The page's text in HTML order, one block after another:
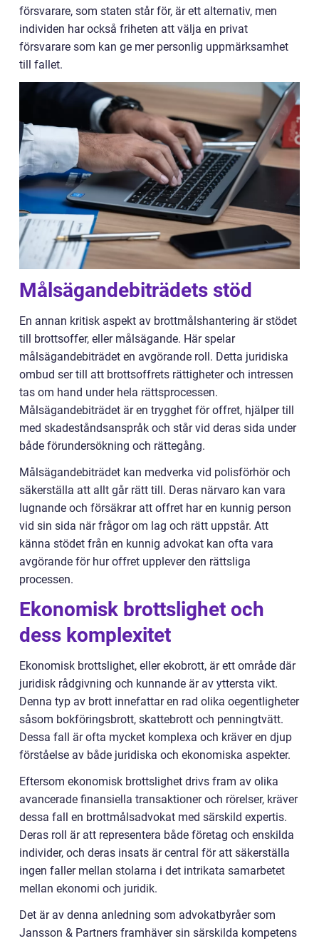
försvarare, som staten står för, är ett alternativ, men
individen har också friheten att välja en privat
försvarare som kan ge mer personlig uppmärksamhet
till fallet.
Målsägandebiträdets stöd
En annan kritisk aspekt av brottmålshantering är stödet
till brottsoffer, eller målsägande. Här spelar
målsägandebiträdet en avgörande roll. Detta juridiska
ombud ser till att brottsoffrets rättigheter och intressen
tas om hand under hela rättsprocessen.
Målsägandebiträdet är en trygghet för offret, hjälper till
med skadeståndsanspråk och står vid deras sida under
både förundersökning och rättegång.
Målsägandebiträdet kan medverka vid polisförhör och
säkerställa att allt går rätt till. Deras närvaro kan vara
lugnande och försäkrar att offret har en kunnig person
vid sin sida när frågor om lag och rätt uppstår. Att
känna stödet från en kunnig advokat kan ofta vara
avgörande för hur offret upplever den rättsliga
processen.
Ekonomisk brottslighet och
dess komplexitet
Ekonomisk brottslighet, eller ekobrott, är ett område där
juridisk rådgivning och kunnande är av yttersta vikt.
Denna typ av brott innefattar en rad olika oegentligheter
såsom bokföringsbrott, skattebrott och penningtvätt.
Dessa fall är ofta mycket komplexa och kräver en djup
förståelse av både juridiska och ekonomiska aspekter.
Eftersom ekonomisk brottslighet drivs fram av olika
avancerade finansiella transaktioner och rörelser, kräver
dessa fall en brottmålsadvokat med särskild expertis.
Deras roll är att representera både företag och enskilda
individer, och deras insats är central för att säkerställa
ingen faller mellan stolarna i det intrikata samarbetet
mellan ekonomi och juridik.
Det är av denna anledning som advokatbyråer som
Jansson & Partners framhäver sin särskilda kompetens